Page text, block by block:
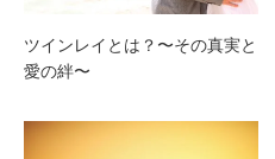
ツインレイとは？〜その真実と
愛の絆〜